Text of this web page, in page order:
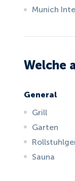
Munich
Welche
General
Grill
Garten
Sauna